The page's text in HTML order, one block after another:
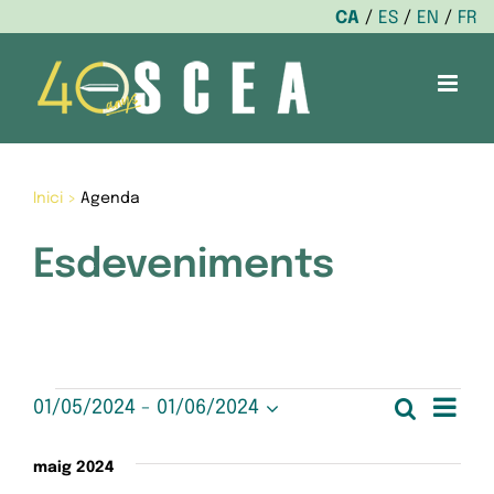
CA ES EN
FR
content
Inici> Agenda
Esdeveniments
Esdeveniments Cerca
Llista
01/05/2024 - 01/06/2024
data.
maig 2024